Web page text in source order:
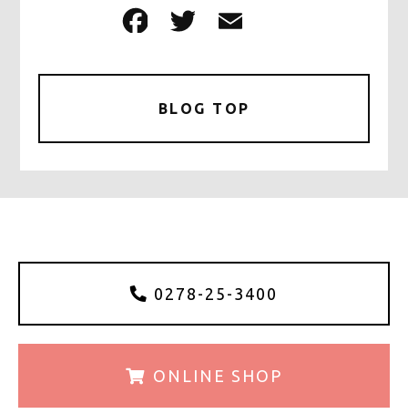
F
c
e
b
o
o
T
it
te
r
ai
BLOG TOP
0278-25-3400
ONLINE SHOP